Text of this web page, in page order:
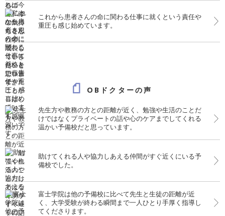
これから患者さんの命に関わる仕事に就くという責任や
重圧も感じ始めています。
OBドクターの声
先生方や教務の方との距離が近く、勉強や生活のことだ
けではなくプライベートの話や心のケアまでしてくれる
温かい予備校だと思っています。
助けてくれる人や協力しあえる仲間がすぐ近くにいる予
備校でした。
富士学院は他の予備校に比べて先生と生徒の距離が近
く、大学受験が終わる瞬間まで一人ひとり手厚く指導し
てくださります。